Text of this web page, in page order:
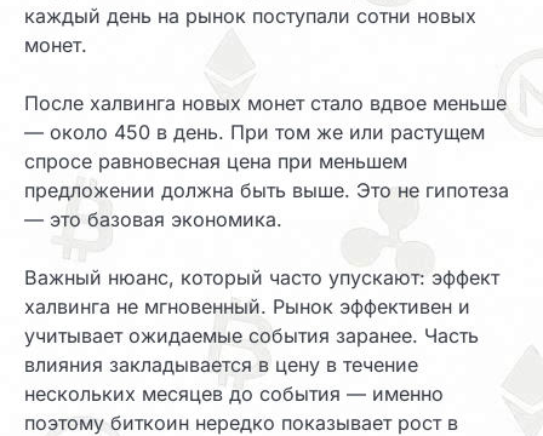
каждый день на рынок поступали сотни новых
монет.
После халвинга новых монет стало вдвое меньше
— около 450 в день. При том же или растущем
спросе равновесная цена при меньшем
предложении должна быть выше. Это не гипотеза
— это базовая экономика.
Важный нюанс, который часто упускают: эффект
халвинга не мгновенный. Рынок эффективен и
учитывает ожидаемые события заранее. Часть
влияния закладывается в цену в течение
нескольких месяцев до события — именно
поэтому биткоин нередко показывает рост в